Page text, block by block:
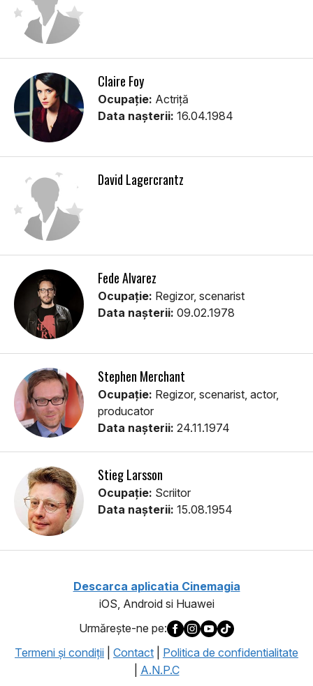
Claire Foy
Ocupație: Actriță
Data nașterii: 16.04.1984
David Lagercrantz
Fede Alvarez
Ocupație: Regizor, scenarist
Data nașterii: 09.02.1978
Stephen Merchant
Ocupație: Regizor, scenarist, actor,
producator
Data nașterii: 24.11.1974
Stieg Larsson
Ocupație: Scriitor
Data nașterii: 15.08.1954
Descarca aplicatia Cinemagia
iOS, Android si Huawei
Urmăreşte-ne pe:
Termeni şi condiţii
Contact
Politica de confidentialitate
A.N.P.C